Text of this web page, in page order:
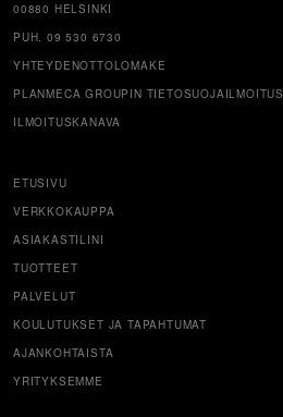
00880 HELSINKI
PUH. 09 530 6730
YHTEYDENOTTOLOMAKE
PLANMECA GROUPIN TIETOSUOJAILMOITUS
ILMOITUSKANAVA
ETUSIVU
VERKKOKAUPPA
ASIAKASTILINI
TUOTTEET
PALVELUT
KOULUTUKSET JA TAPAHTUMAT
AJANKOHTAISTA
YRITYKSEMME